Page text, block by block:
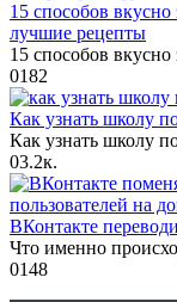
15 способов
лучшие рецепты
15 способов
0182
Как узнать школу
Как узнать школу
03.2к.
ВКонтакте
Что именно
0148